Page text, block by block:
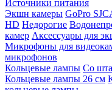
Источники питания
Экшн камеры GoPro
HD Недорогие
камер Аксессуары для
Микрофоны для
микрофонов
Кольцевые лампы Со
Кольцевые лампы 26 см